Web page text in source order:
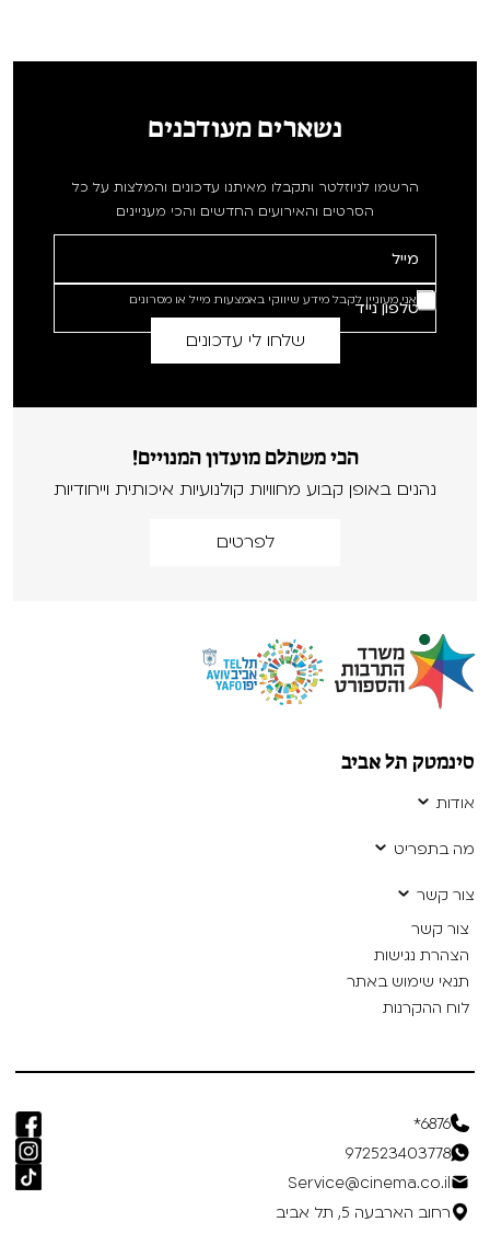
נשארים מעודכנים
הרשמו לניוזלטר ותקבלו מאיתנו עדכונים והמלצות על כל
הסרטים והאירועים החדשים והכי מעניינים
אני מעוניין לקבל מידע שיווקי באמצעות מייל או מסרונים
הכי משתלם מועדון המנויים!
נהנים באופן קבוע מחוויות קולנועיות איכותית וייחודיות
לפרטים
סינמטק תל אביב
אודות
מה בתפריט
צור קשר
צור קשר
הצהרת נגישות
תנאי שימוש באתר
לוח ההקרנות
6876*
972523403778
Service@cinema.co.il
רחוב הארבעה 5, תל אביב